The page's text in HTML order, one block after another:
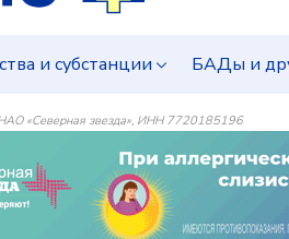
и субстанции БАДы и
«Северная звезда», ИНН 7720185196